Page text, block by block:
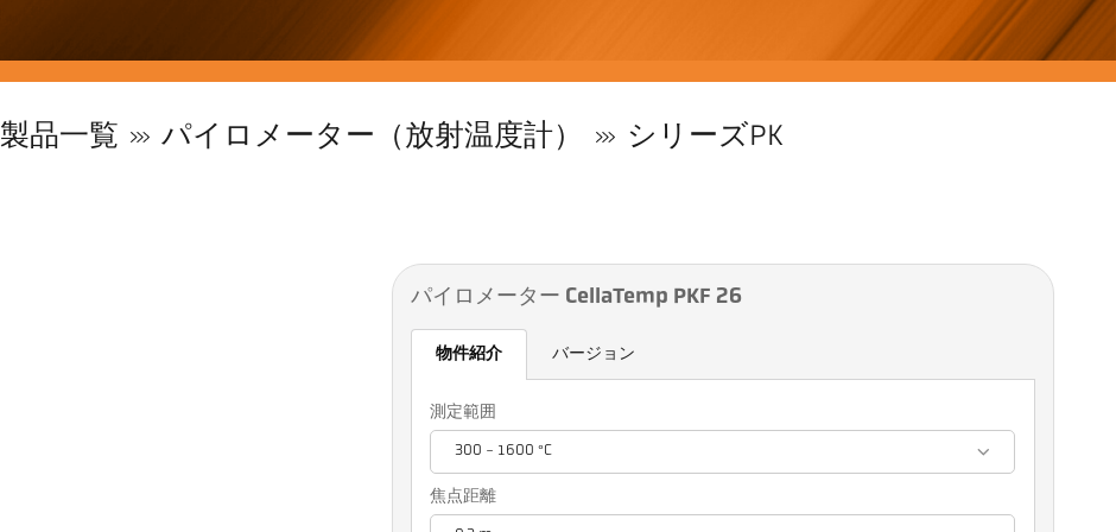
製品一覧 パイロメーター（放射温度計） シリーズPK
パイロメーター CellaTemp PKF 26
物件紹介 バージョン
測定範囲
300 - 1600 °C
焦点距離